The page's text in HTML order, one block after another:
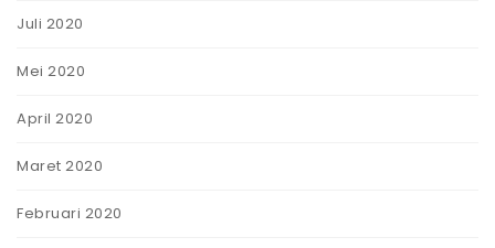
Juli 2020
Mei 2020
April 2020
Maret 2020
Februari 2020